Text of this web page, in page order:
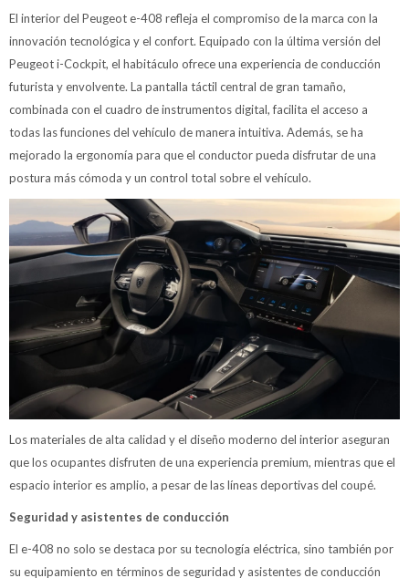
El interior del Peugeot e-408 refleja el compromiso de la marca con la
innovación tecnológica y el confort. Equipado con la última versión del
Peugeot i-Cockpit, el habitáculo ofrece una experiencia de conducción
futurista y envolvente. La pantalla táctil central de gran tamaño,
combinada con el cuadro de instrumentos digital, facilita el acceso a
todas las funciones del vehículo de manera intuitiva. Además, se ha
mejorado la ergonomía para que el conductor pueda disfrutar de una
postura más cómoda y un control total sobre el vehículo.
Los materiales de alta calidad y el diseño moderno del interior aseguran
que los ocupantes disfruten de una experiencia premium, mientras que el
espacio interior es amplio, a pesar de las líneas deportivas del coupé.
Seguridad y asistentes de conducción
El e-408 no solo se destaca por su tecnología eléctrica, sino también por
su equipamiento en términos de seguridad y asistentes de conducción